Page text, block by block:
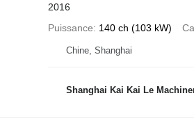
2016
Puissance
140 ch (103 kW)
Chine, Shanghai
Shanghai Kai Kai Le